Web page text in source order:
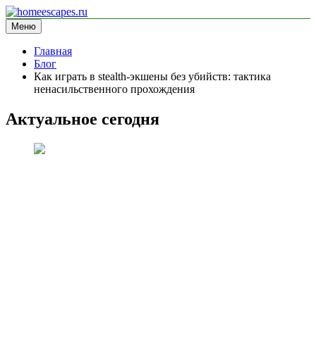
Перейти
к
содержимому
homeescapes.ru
информационный сайт
Меню
Главная
Блог
Как играть в stealth-экшены без убийств: тактика
ненасильственного прохождения
Актуальное сегодня